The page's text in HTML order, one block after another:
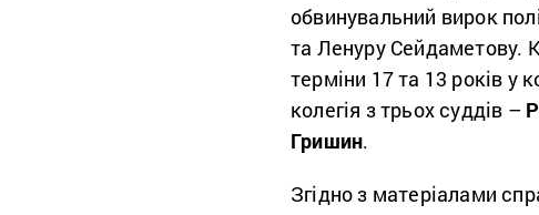
обвинувальний вирок
та Ленуру Сейдаметову.
терміни 17 та 13 років у
колегія з трьох суддів –
Гришин.
Згідно з матеріалами